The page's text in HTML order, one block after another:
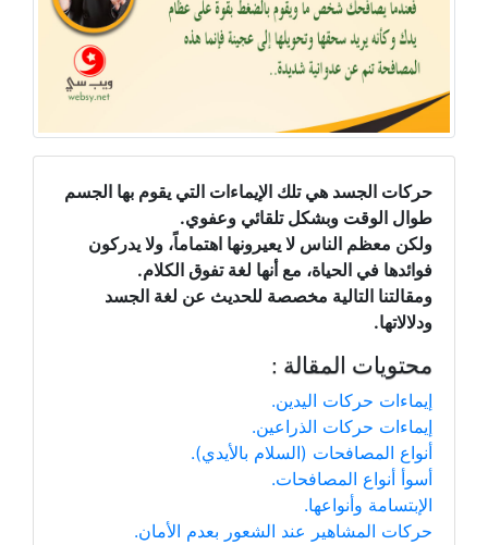
حركات الجسد هي تلك الإيماءات التي يقوم بها الجسم
طوال الوقت وبشكل تلقائي وعفوي.
ولكن معظم الناس لا يعيرونها اهتماماً، ولا يدركون
فوائدها في الحياة، مع أنها لغة تفوق الكلام.
ومقالتنا التالية مخصصة للحديث عن لغة الجسد
ودلالاتها.
محتويات المقالة :
إيماءات حركات اليدين.
إيماءات حركات الذراعين.
أنواع المصافحات (السلام بالأيدي).
أسوأ أنواع المصافحات.
الإبتسامة وأنواعها.
حركات المشاهير عند الشعور بعدم الأمان.